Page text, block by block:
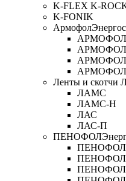
K-FLEX K-
K-FONIK
Армофол
АРМОФОЛ
АРМОФОЛ
АРМОФОЛ
Ленты и скотчи
ЛАМС
ЛАМС-Н
ЛАС
ЛАС-П
ПЕНОФОЛ
ПЕНОФОЛ
ПЕНОФОЛ
ПЕНОФОЛ